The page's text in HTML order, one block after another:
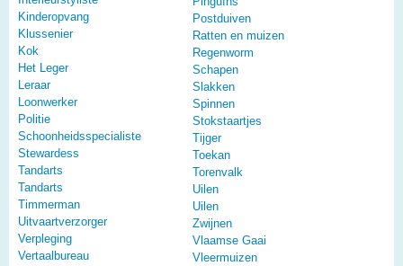
Kinderopvang
Klussenier
Kok
Het Leger
Leraar
Loonwerker
Politie
Schoonheidsspecialiste
Stewardess
Tandarts
Tandarts
Timmerman
Uitvaartverzorger
Verpleging
Vertaalbureau
Postduiven
Ratten en muizen
Regenworm
Schapen
Slakken
Spinnen
Stokstaartjes
Tijger
Toekan
Torenvalk
Uilen
Uilen
Zwijnen
Vlaamse Gaai
Vleermuizen